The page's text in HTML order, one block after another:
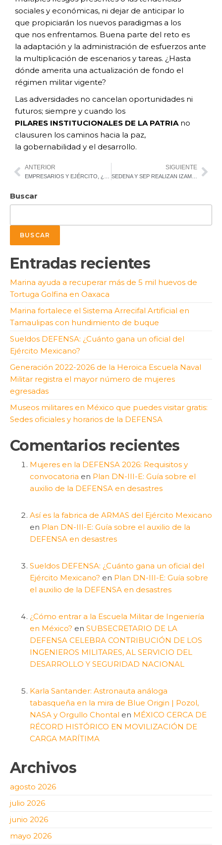
sociales y económicas, ni dejar de anticipar lo
que propiciarán los nuevos paradigmas a los
que nos enfrentamos. Buena parte del reto es
la adaptación y la administración de esfuerzos ante
la multiplicación de escenarios y tareas. ¿Hasta
dónde amerita una actualización de fondo el
régimen militar vigente?
Las adversidades no cancelan oportunidades ni
futuros; siempre y cuando los
PILARES INSTITUCIONALES DE LA PATRIA no
clausuren los caminos hacia la paz,
la gobernabilidad y el desarrollo.
ANTERIOR
EMPRESARIOS Y EJÉRCITO, ¿NOS CONOCEMOS?
SIGUIENTE
SEDENA Y SEP REALIZAN IZAMIENTO DE BANDERA EN EL CAMPO DEPORTIVO MILITAR MARTE
Buscar
BUSCAR
Entradas recientes
Marina ayuda a recuperar más de 5 mil huevos de
Tortuga Golfina en Oaxaca
Marina fortalece el Sistema Arrecifal Artificial en
Tamaulipas con hundimiento de buque
Sueldos DEFENSA: ¿Cuánto gana un oficial del
Ejército Mexicano?
Generación 2022-2026 de la Heroica Escuela Naval
Militar registra el mayor número de mujeres
egresadas
Museos militares en México que puedes visitar gratis:
Sedes oficiales y horarios de la DEFENSA
Comentarios recientes
Mujeres en la DEFENSA 2026: Requisitos y
convocatoria en Plan DN-III-E: Guía sobre el
auxilio de la DEFENSA en desastres
Así es la fabrica de ARMAS del Ejército Mexicano
en Plan DN-III-E: Guía sobre el auxilio de la
DEFENSA en desastres
Sueldos DEFENSA: ¿Cuánto gana un oficial del
Ejército Mexicano? en Plan DN-III-E: Guía sobre
el auxilio de la DEFENSA en desastres
¿Cómo entrar a la Escuela Militar de Ingeniería
en México? en SUBSECRETARIO DE LA
DEFENSA CELEBRA CONTRIBUCIÓN DE LOS
INGENIEROS MILITARES, AL SERVICIO DEL
DESARROLLO Y SEGURIDAD NACIONAL
Karla Santander: Astronauta análoga
tabasqueña en la mira de Blue Origin | Pozol,
NASA y Orgullo Chontal en MÉXICO CERCA DE
RÉCORD HISTÓRICO EN MOVILIZACIÓN DE
CARGA MARÍTIMA
Archivos
agosto 2026
julio 2026
junio 2026
mayo 2026